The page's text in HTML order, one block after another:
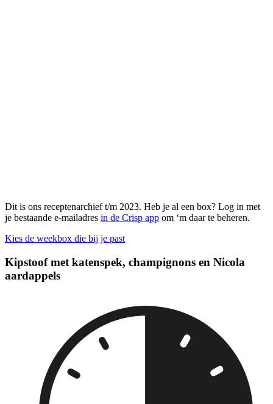
Dit is ons receptenarchief t/m 2023. Heb je al een box? Log in met
je bestaande e-mailadres in de Crisp app om ‘m daar te beheren.
Kies de weekbox die bij je past
Kipstoof met katenspek, champignons en Nicola
aardappels